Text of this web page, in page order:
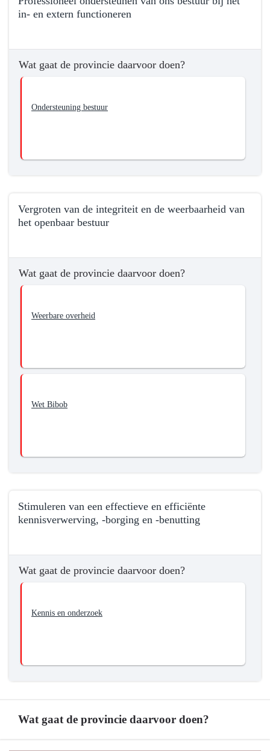
navigatie
01.01
Provinciebestuur
in- en extern functioneren
naar
navigatie
Provinciebestuur
Professioneel
ons
functioneren
Wat gaat de provincie daarvoor doen?
Ondersteuning bestuur
Vergroten van de integriteit en de weerbaarheid van
het openbaar bestuur
naar
navigatie
Provinciebestuur
bereiken?
weerbaarheid
Wat gaat de provincie daarvoor doen?
Weerbare overheid
Wet Bibob
Stimuleren van een effectieve en efficiënte
kennisverwerving, -borging en -benutting
naar
navigatie
Provinciebestuur
Wat gaat de provincie daarvoor doen?
Kennis en onderzoek
Wat gaat de provincie daarvoor doen?